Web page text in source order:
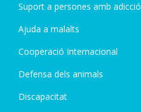
Suport a persones amb adicció
Ajuda a malalts
Cooperació Internacional
Defensa dels animals
Discapacitat